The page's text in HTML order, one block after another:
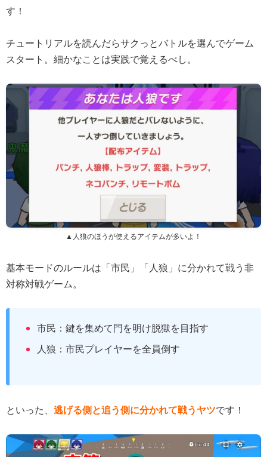
す！
チュートリアルを読んだらサクっとバトルを選んでゲーム
スタート。細かなことは実践で覚えるべし。
▲人狼のほうが使えるアイテムが多いよ！
基本モードのルールは「市民」「人狼」に分かれて戦う非
対称対戦ゲーム。
市民：鍵を集めて門を明け脱獄を目指す
人狼：市民プレイヤーを全員倒す
といった、 逃げる側と追う側に分かれて戦うヤツです！